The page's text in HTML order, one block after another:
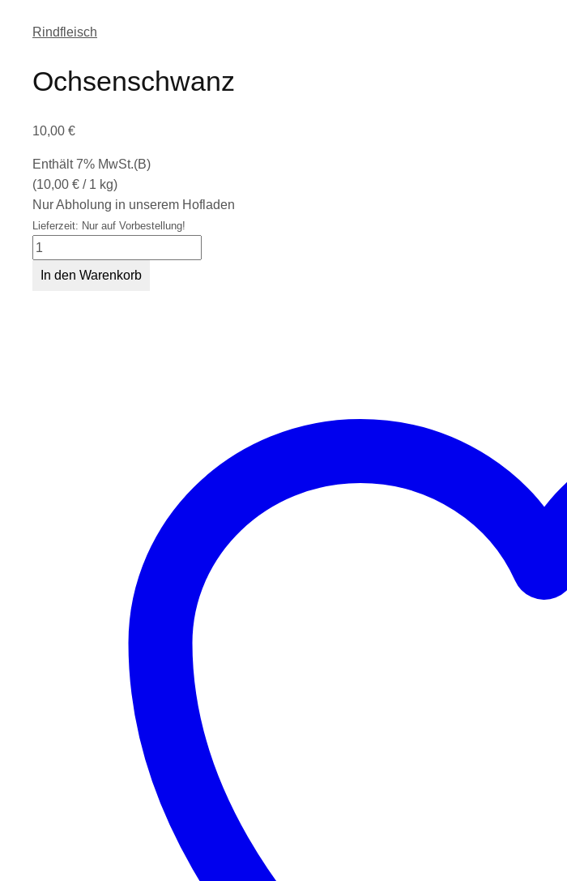
Rindfleisch
Ochsenschwanz
10,00 €
Enthält 7% MwSt.(B)
(10,00 € / 1 kg)
Nur Abholung in unserem Hofladen
Lieferzeit: Nur auf Vorbestellung!
Ochsenschwanz
Menge
In den Warenkorb